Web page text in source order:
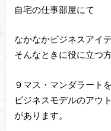
自宅の仕事部屋にて
なかなかビジネスアイ
そんなときに役に立つ
９マス・マンダラート
ビジネスモデルのアウ
があります。